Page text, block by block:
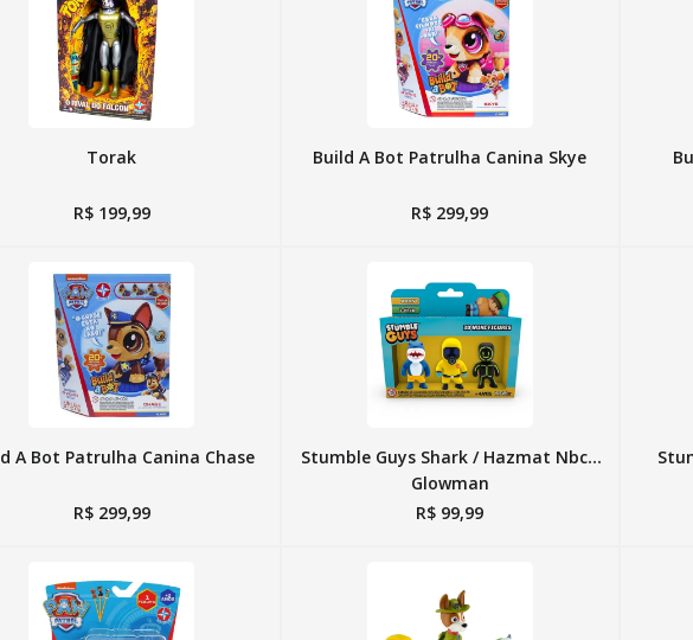
Torak
R$ 199,99
Build A Bot Patrulha Canina Skye
R$ 299,99
A Bot Patrulha Canina Chase
R$ 299,99
Stumble Guys Shark / Hazmat Nbc /
Glowman
R$ 99,99